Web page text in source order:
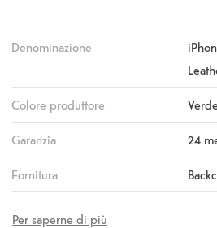
Denominazione
Colore produttore
Garanzia 24
Fornitura
Per saperne di più